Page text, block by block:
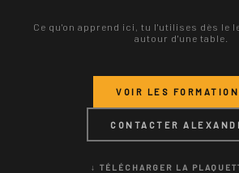
Ce qu'on apprend ici, tu l'utilises dès le
autour d'une table.
VOIR LES
CONTACTER
↓ TÉLÉCHARGER LA